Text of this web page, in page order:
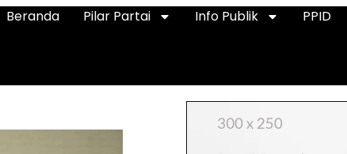
Beranda Pilar Partai Info Publik PPID